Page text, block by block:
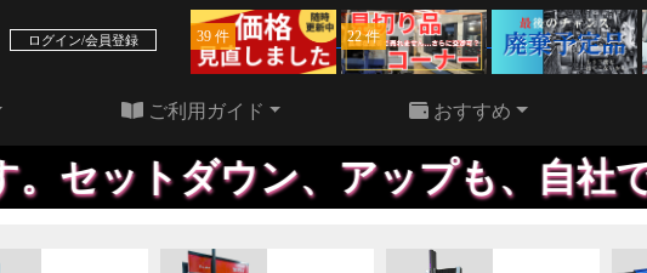
ログイン/会員登録 39 件 22 件
ご利用ガイド おすすめ
ウン、アップも、自社で行う